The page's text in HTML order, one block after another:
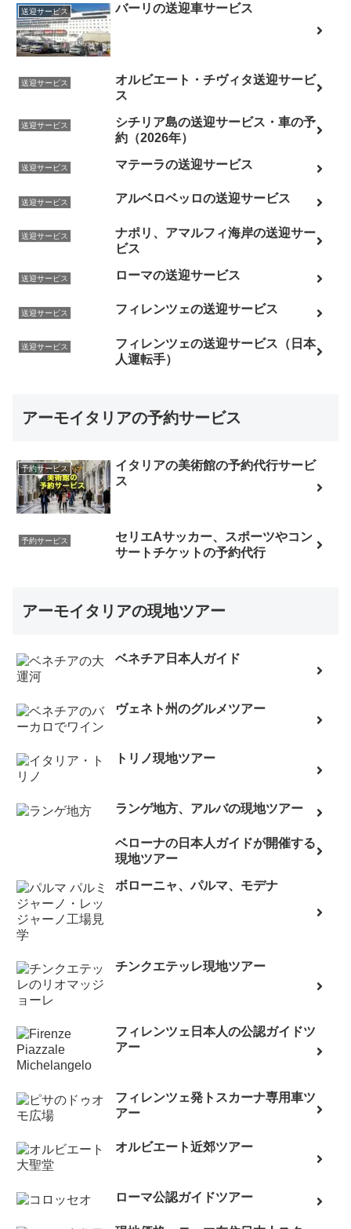
送迎サービス バーリの送迎車サービス
送迎サービス
オルビエート・チヴィタ送迎サービ
ス
送迎サービス
シチリア島の送迎サービス・車の予
約（2026年）
送迎サービス マテーラの送迎サービス
送迎サービス アルベロベッロの送迎サービス
送迎サービス
ナポリ、アマルフィ海岸の送迎サー
ビス
送迎サービス ローマの送迎サービス
送迎サービス フィレンツェの送迎サービス
送迎サービス
フィレンツェの送迎サービス（日本
人運転手）
アーモイタリアの予約サービス
予約サービス
イタリアの美術館の予約代行サービ
ス
予約サービス
セリエAサッカー、スポーツやコン
サートチケットの予約代行
アーモイタリアの現地ツアー
ベネチア日本人ガイド
ヴェネト州のグルメツアー
トリノ現地ツアー
ランゲ地方、アルバの現地ツアー
ベローナの日本人ガイドが開催する
現地ツアー
ボローニャ、パルマ、モデナ
チンクエテッレ現地ツアー
フィレンツェ日本人の公認ガイドツ
アー
フィレンツェ発トスカーナ専用車ツ
アー
オルビエート近郊ツアー
ローマ公認ガイドツアー